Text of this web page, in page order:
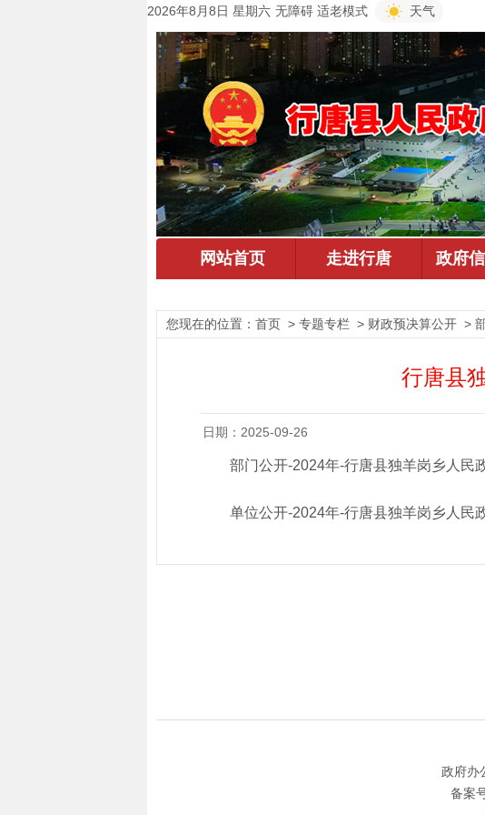
2026年8月8日 星期六 无障碍 适老模式 天气
您现在的位置： 首页 > 专题专栏 > 财政预决算公开 >
行唐县
日期：2025-09-26
部门公开-2024年-行唐县独羊岗乡人民
单位公开-2024年-行唐县独羊岗乡人民